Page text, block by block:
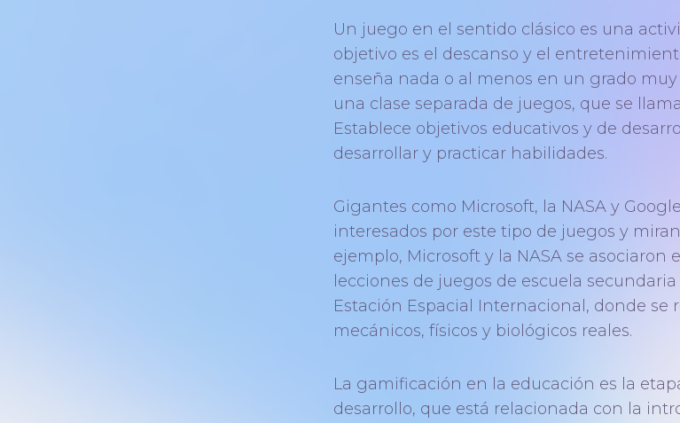
Un juego en el sentido clásico es una
objetivo es el descanso y el
enseña nada o al menos en un grado
una clase separada de juegos, que se
Establece objetivos educativos y de
desarrollar y practicar habilidades.
Gigantes como Microsoft, la NASA y
interesados por este tipo de juegos y
ejemplo, Microsoft y la NASA se asociaron
lecciones de juegos de escuela
Estación Espacial Internacional, donde se
mecánicos, físicos y biológicos reales.
La gamificación en la educación es la
desarrollo, que está relacionada con la